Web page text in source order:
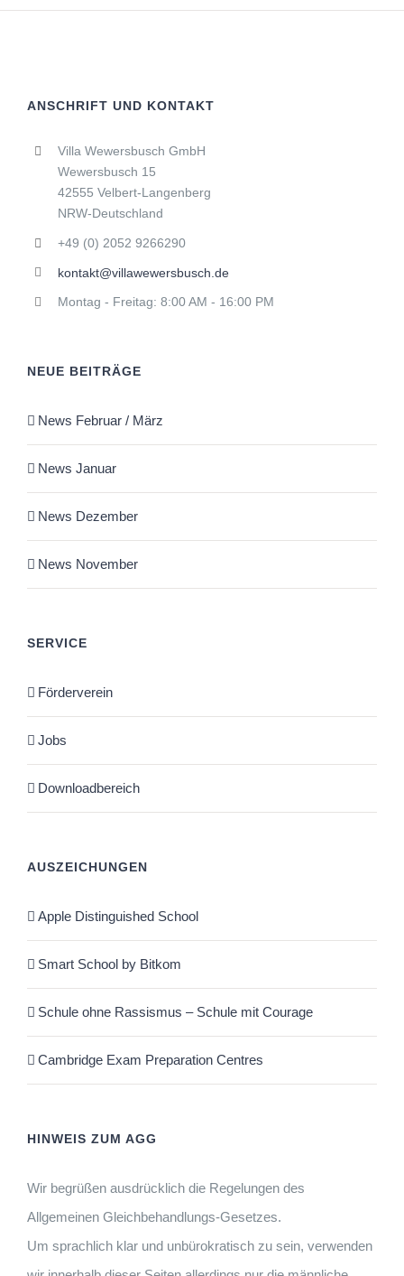
ANSCHRIFT UND KONTAKT
Villa Wewersbusch GmbH
Wewersbusch 15
42555 Velbert-Langenberg
NRW-Deutschland
+49 (0) 2052 9266290
kontakt@villawewersbusch.de
Montag - Freitag: 8:00 AM - 16:00 PM
NEUE BEITRÄGE
News Februar / März
News Januar
News Dezember
News November
SERVICE
Förderverein
Jobs
Downloadbereich
AUSZEICHUNGEN
Apple Distinguished School
Smart School by Bitkom
Schule ohne Rassismus – Schule mit Courage
Cambridge Exam Preparation Centres
HINWEIS ZUM AGG
Wir begrüßen ausdrücklich die Regelungen des
Allgemeinen Gleichbehandlungs-Gesetzes.
Um sprachlich klar und unbürokratisch zu sein, verwenden